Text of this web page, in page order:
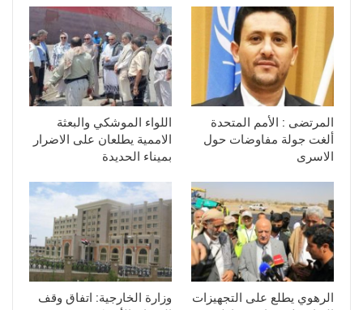
المرتضى : الأمم المتحدة
ألغت جولة مفاوضات حول
الاسرى
اللواء الموشكي والبعثة
الاممية يطلعان على الاضرار
بميناء الحديدة
الرهوي يطلع على التجهيزات
وزارة الخارجية: اتفاق وقف